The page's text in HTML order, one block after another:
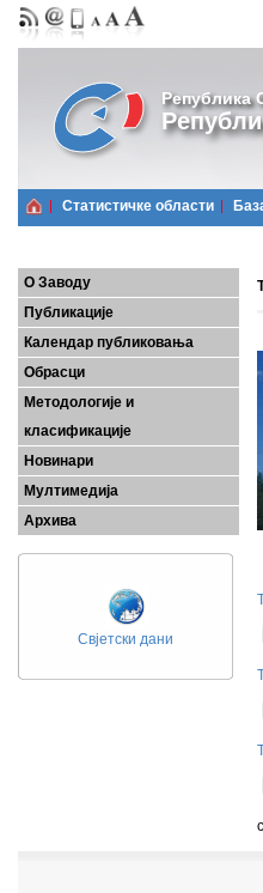
Република
Статистичке области
О Заводу
Публикације
Календар публиковања
Обрасци
Методологије и
класификације
Новинари
Мултимедија
Архива
Свјетски дани